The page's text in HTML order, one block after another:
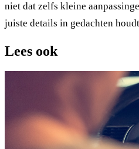
niet dat zelfs kleine
juiste details in gedachten
Lees ook